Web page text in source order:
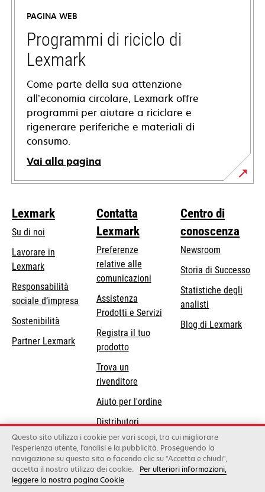
una
nuova
scheda
PAGINA WEB
Programmi di riciclo di
Lexmark
Come parte della sua attenzione
all’economia circolare, Lexmark offre
programmi per aiutare a riciclare e
rigenerare periferiche e materiali di
consumo.
Vai alla pagina
Lexmark
Su di noi
Lavorare in
Lexmark
Responsabilità
sociale d’impresa
scheda
Sostenibilità
Partner Lexmark
Contatta
Lexmark
Preferenze
relative alle
comunicazioni
Assistenza
Prodotti e Servizi
Registra il tuo
prodotto
Trova un
rivenditore
Aiuto per l'ordine
Distributori
Lexmark
Centro di
conoscenza
Newsroom
Storia di Successo
Statistiche degli
analisti
Blog di Lexmark
Lexmark International, Inc., a Xerox Company
©2026 Tutti i diritti sono riservati.
Questo sito utilizza i cookie per vari scopi, tra cui migliorare
l'esperienza utente, l'analisi e la pubblicità. Proseguendo la
navigazione su questo sito o facendo clic su "Accetta e chiudi",
accetta il nostro utilizzo dei cookie.
Per ulteriori informazioni,
leggere la nostra pagina Cookie